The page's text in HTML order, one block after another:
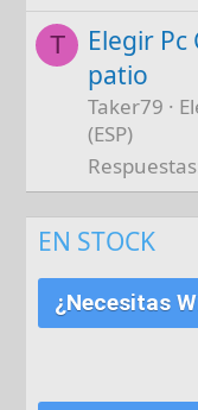
T
Elegir
patio
Taker79
(ESP)
Respuestas
EN STOCK
¿Necesitas